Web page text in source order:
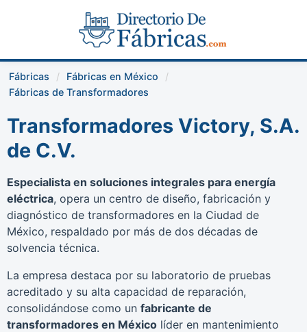
Fábricas
Fábricas en México
Fábricas de Transformadores
Transformadores Victory, S.A.
de C.V.
Especialista en soluciones integrales para energía
eléctrica, opera un centro de diseño, fabricación y
diagnóstico de transformadores en la Ciudad de
México, respaldado por más de dos décadas de
solvencia técnica.
La empresa destaca por su laboratorio de pruebas
acreditado y su alta capacidad de reparación,
consolidándose como un fabricante de
transformadores en México líder en mantenimiento